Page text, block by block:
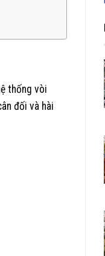
thống vòi
đối và hài